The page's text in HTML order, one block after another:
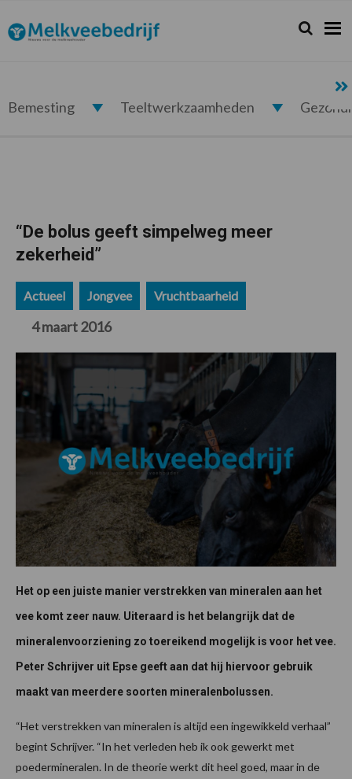
de
hoofdnavigatie
de
hoofd
de
eerste
de
voettekst
Melkveebedrijf.nl Zoeken...
Zoek
Bemesting Teeltwerkzaamheden
“De bolus geeft simpelweg meer
zekerheid”
Actueel Jongvee Vruchtbaarheid
4 maart 2016
Het op een juiste manier verstrekken van mineralen aan het
vee komt zeer nauw. Uiteraard is het belangrijk dat de
mineralenvoorziening zo toereikend mogelijk is voor het vee.
Peter Schrijver uit Epse geeft aan dat hij hiervoor gebruik
maakt van meerdere soorten mineralenbolussen.
“Het verstrekken van mineralen is altijd een ingewikkeld verhaal”
begint Schrijver. “In het verleden heb ik ook gewerkt met
poedermineralen. In de theorie werkt dit heel goed, maar in de